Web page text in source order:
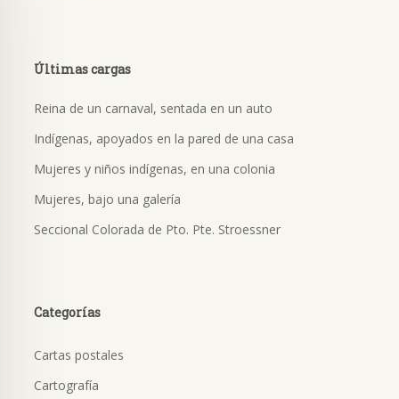
Últimas cargas
Reina de un carnaval, sentada en un auto
Indígenas, apoyados en la pared de una casa
Mujeres y niños indígenas, en una colonia
Mujeres, bajo una galería
Seccional Colorada de Pto. Pte. Stroessner
Categorías
Cartas postales
Cartografía